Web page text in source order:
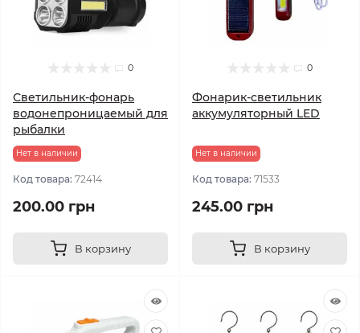
0
Светильник-фонарь
водонепроницаемый для
рыбалки
Нет в наличии
Код товара: 72414
200.00 грн
В корзину
0
Фонарик-светильник
аккумуляторный LED
Нет в наличии
Код товара: 71533
245.00 грн
В корзину